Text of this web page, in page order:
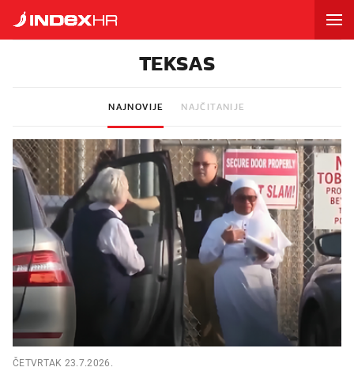
TEKSAS
NAJNOVIJE NAJČITANIJE
ČETVRTAK 23.7.2026.